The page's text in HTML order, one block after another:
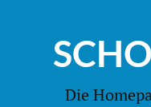
springen
Die